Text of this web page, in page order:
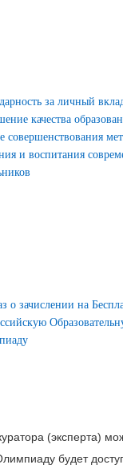
за личный
качества
совершенствования
и воспитания
о зачислении на
(эксперта)
будет